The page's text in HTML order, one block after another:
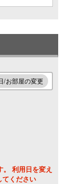
/お部屋の変更
利用日を変え
てください